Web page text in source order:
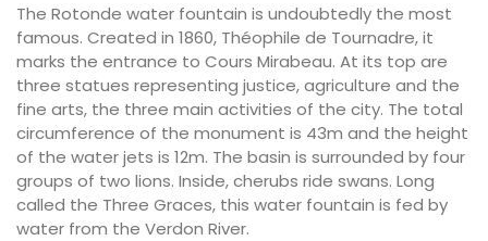
The Rotonde water fountain is undoubtedly the most
famous. Created in 1860, Théophile de Tournadre, it
marks the entrance to Cours Mirabeau. At its top are
three statues representing justice, agriculture and the
fine arts, the three main activities of the city. The total
circumference of the monument is 43m and the height
of the water jets is 12m. The basin is surrounded by four
groups of two lions. Inside, cherubs ride swans. Long
called the Three Graces, this water fountain is fed by
water from the Verdon River.